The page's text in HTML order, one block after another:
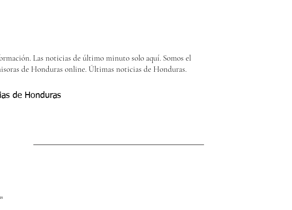
Las noticias de último minuto solo aquí. Somos el
de Honduras online. Últimas noticias de Honduras.
de Honduras